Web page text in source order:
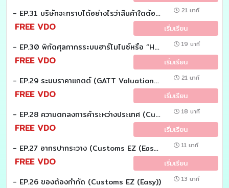
- EP.31 บริษัทจะทราบได้อย่างไรว่าสินค้าใดต้องเสียอากร (Customs EZ (Easy)) 21 นาที
FREE VDO เริ่มเรียน
- EP.30 พิกัดศุลกากรระบบฮาร์โมไนซ์หรือ “HS Code” (Customs EZ (Easy)) 19 นาที
FREE VDO เริ่มเรียน
- EP.29 ระบบราคาแกตต์ (GATT Valuation) (Customs EZ (Easy)) 21 นาที
FREE VDO เริ่มเรียน
- EP.28 ความตกลงการค้าระหว่างประเทศ (Customs EZ (Easy)) 18 นาที
FREE VDO เริ่มเรียน
- EP.27 อากรปากระวาง (Customs EZ (Easy)) 11 นาที
FREE VDO เริ่มเรียน
- EP.26 ของต้องกำกัด (Customs EZ (Easy)) 13 นาที